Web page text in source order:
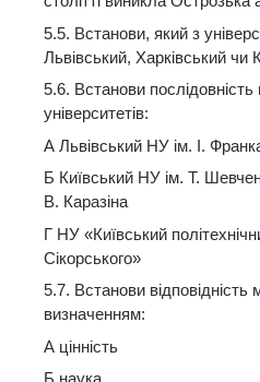
5.5. Встанови, який з
Львівський, Харківський чи
5.6. Встанови
університетів:
А Львівський НУ ім. І.
Б Київський НУ ім. Т.
В. Каразіна
Г НУ «Київський
Сікорського»
5.7. Встанови відповідність
визначенням:
А цінність
Б наука